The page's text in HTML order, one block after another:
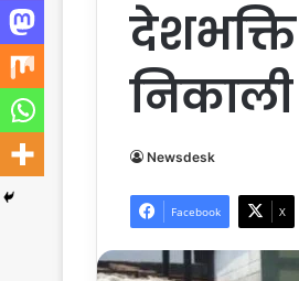
निकाली
Newsdesk
Facebook X